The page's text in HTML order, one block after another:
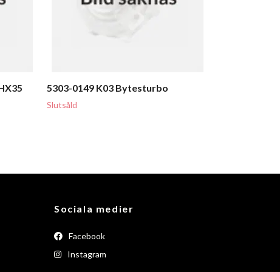
5303-0149 K03 Bytesturbo
Slutsåld
Sociala medier
Facebook
Instagram